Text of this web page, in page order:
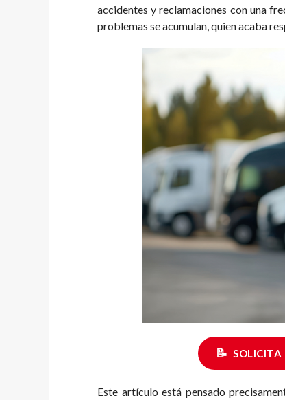
accidentes y reclamaciones con una
problemas se acumulan, quien acaba
📝 SOLICITA
Este artículo está pensado